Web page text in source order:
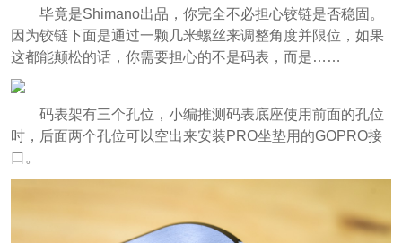
毕竟是Shimano出品，你完全不必担心铰链是否稳固。
因为铰链下面是通过一颗几米螺丝来调整角度并限位，如果
这都能颠松的话，你需要担心的不是码表，而是……
码表架有三个孔位，小编推测码表底座使用前面的孔位
时，后面两个孔位可以空出来安装PRO坐垫用的GOPRO接
口。